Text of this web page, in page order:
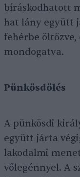
bíráskodhatott
hat lány együtt
fehérbe öltözve,
mondogatva.
Pünkösdölés
A pünkösdi
együtt járta
lakodalmi
vőlegénnyel. A